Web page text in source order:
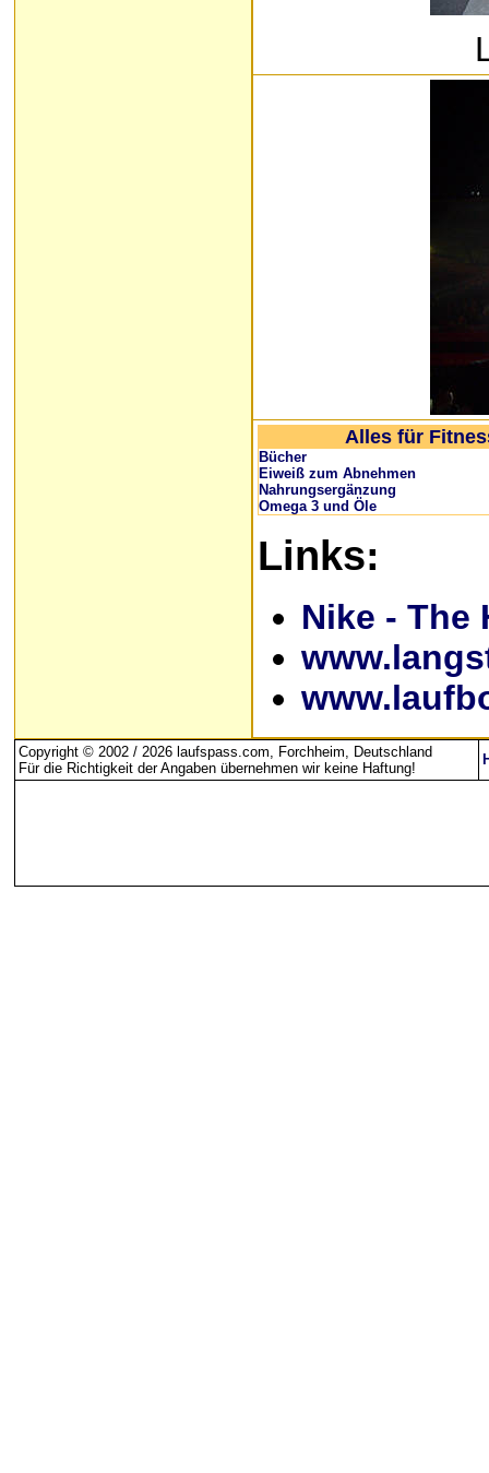
Alles für
Bücher
Eiweiß zum Abnehmen
Nahrungsergänzung
Omega 3 und Öle
Links:
Nike - The
Copyright © 2002 / 2026 laufspass.com, Forchheim, Deutschland
Für die Richtigkeit der Angaben übernehmen wir keine Haftung!